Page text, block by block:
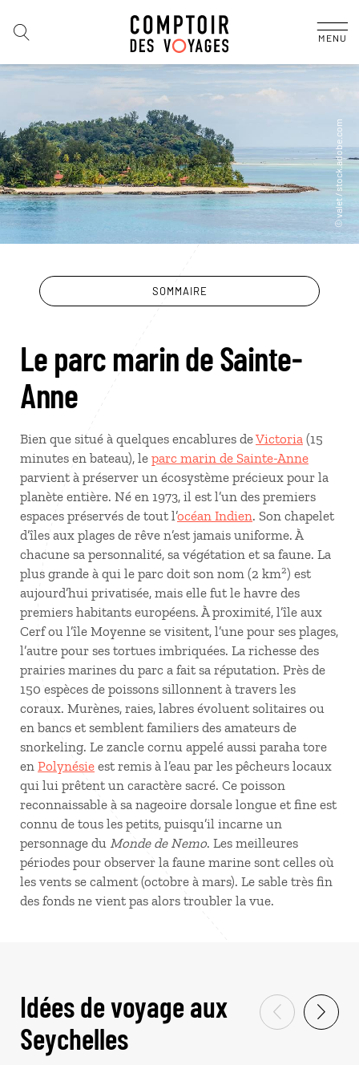
MENU
SOMMAIRE
Le parc marin de Sainte-
Anne
Bien que situé à quelques encablures deVictoria (15
minutes en bateau), le parc marin de Sainte-Anne
parvient à préserver un écosystème précieux pour la
planète entière. Né en 1973, il est l’un des premiers
espaces préservés de tout l’océan Indien. Son chapelet
d’îles aux plages de rêve n’est jamais uniforme. À
chacune sa personnalité, sa végétation et sa faune. La
plus grande à qui le parc doit son nom (2 km2) est
aujourd’hui privatisée, mais elle fut le havre des
premiers habitants européens. À proximité, l’île aux
Cerf ou l’île Moyenne se visitent, l’une pour ses plages,
l’autre pour ses tortues imbriquées. La richesse des
prairies marines du parc a fait sa réputation. Près de
150 espèces de poissons sillonnent à travers les
coraux. Murènes, raies, labres évoluent solitaires ou
en bancs et semblent familiers des amateurs de
snorkeling. Le zancle cornu appelé aussi paraha tore
en Polynésie est remis à l’eau par les pêcheurs locaux
qui lui prêtent un caractère sacré. Ce poisson
reconnaissable à sa nageoire dorsale longue et fine est
connu de tous les petits, puisqu’il incarne un
personnage du Monde de Nemo. Les meilleures
périodes pour observer la faune marine sont celles où
les vents se calment (octobre à mars). Le sable très fin
des fonds ne vient pas alors troubler la vue.
Idées de voyage aux
Seychelles